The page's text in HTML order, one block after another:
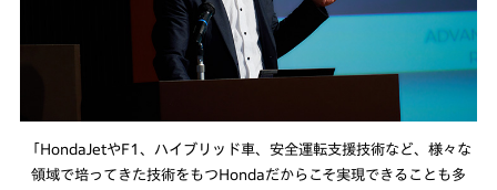
「HondaJetやF1、ハイブリッド車、安全運転支援技術など、様々な
領域で培ってきた技術をもつHondaだからこそ実現できることも多